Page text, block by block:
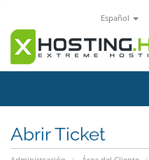
Español
Abrir Ticket